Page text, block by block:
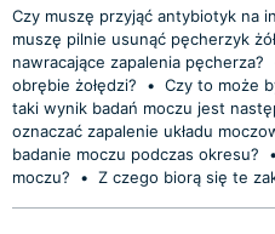
Czy muszę przyjąć antybiotyk na
muszę pilnie usunąć pęcherzyk
nawracające zapalenia pęcherza?
obrębie żołędzi?
• Czy to może
taki wynik badań moczu jest
oznaczać zapalenie układu
badanie moczu podczas okresu?
•
moczu?
• Z czego biorą się te